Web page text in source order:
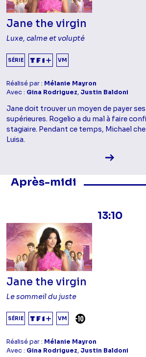
Jane the virgin
Luxe, calme et volupté
SÉRIE VM
Réalisé par : Mélanie Mayron
Avec : Gina Rodriguez, Justin Baldoni
Jane doit trouver un moyen de payer
supérieures. Rogelio a du mal à faire
stagiaire. Pendant ce temps, Michael
Luisa.
Voir la
Après-midi
Masquer les
13:10
Jane the virgin
Le sommeil du juste
SÉRIE VM
Réalisé par : Mélanie Mayron
Avec : Gina Rodriguez, Justin Baldoni